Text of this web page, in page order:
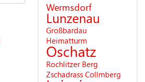
Wermsdorf
Lunzenau
Großbardau
Heimatturm
Oschatz
Rochlitzer Berg
Zschadrass Collmberg